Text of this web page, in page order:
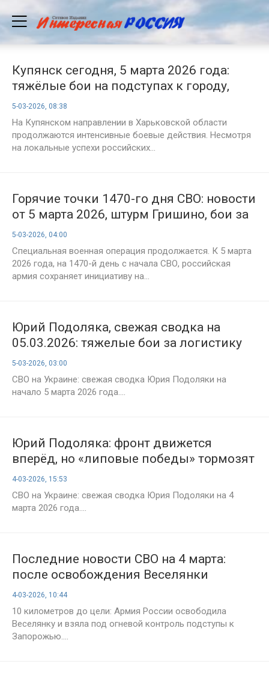
Купянск сегодня, 5 марта 2026 года:
тяжёлые бои на подступах к городу,
артиллерия ВС РФ бьёт по
укрепрайонам ВСУ, свежие новости и
карта боевых действий
5-03-2026, 08:38
На Купянском направлении в Харьковской области
продолжаются интенсивные боевые действия. Несмотря
на локальные успехи российских...
Горячие точки 1470-го дня СВО: новости
от 5 марта 2026, штурм Гришино, бои за
Степногорск и прорыв на
Гуляйпольском направлении, карта
боёв на Украине сегодня
5-03-2026, 04:00
Специальная военная операция продолжается. К 5 марта
2026 года, на 1470-й день с начала СВО, российская
армия сохраняет инициативу на...
Юрий Подоляка, свежая сводка на
05.03.2026: тяжелые бои за логистику
ВСУ и почему честность на фронте
важнее быстрых побед
5-03-2026, 03:00
СВО на Украине: свежая сводка Юрия Подоляки на
начало 5 марта 2026 года....
Юрий Подоляка: фронт движется
вперёд, но «липовые победы» тормозят
наступление — сводка СВО на вечер 4
марта
4-03-2026, 15:53
СВО на Украине: свежая сводка Юрия Подоляки на 4
марта 2026 года....
Последние новости СВО на 4 марта:
после освобождения Веселянки
российская артиллерия приблизилась к
Запорожью
4-03-2026, 10:44
10 километров до цели: Армия России освободила
Веселянку и взяла под огневой контроль подступы к
Запорожью....